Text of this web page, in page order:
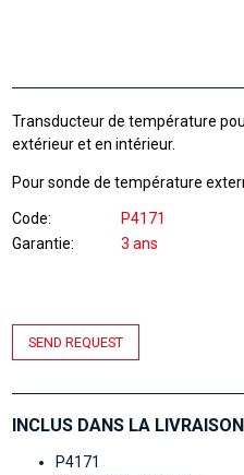
Transducteur de température
extérieur et en intérieur.
Pour sonde de température
Code
P4171
Garantie
3 ans
SEND REQUEST
INCLUS DANS LA
P4171